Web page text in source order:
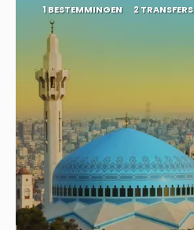
1 BESTEMMINGEN 2 TRANSFERS